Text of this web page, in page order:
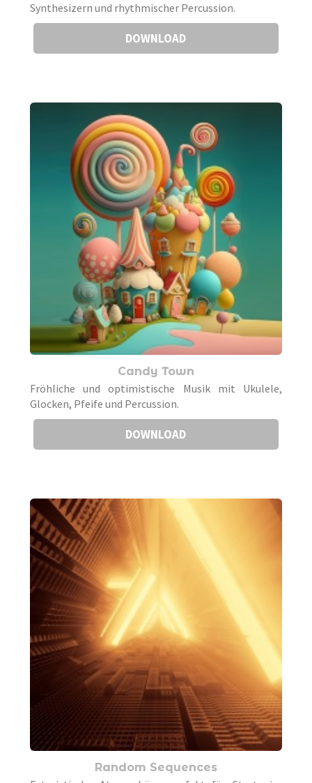
Synthesizern und rhythmischer Percussion.
DOWNLOAD
Candy Town
Fröhliche und optimistische Musik mit Ukulele,
Glocken, Pfeife und Percussion.
DOWNLOAD
Random Sequences